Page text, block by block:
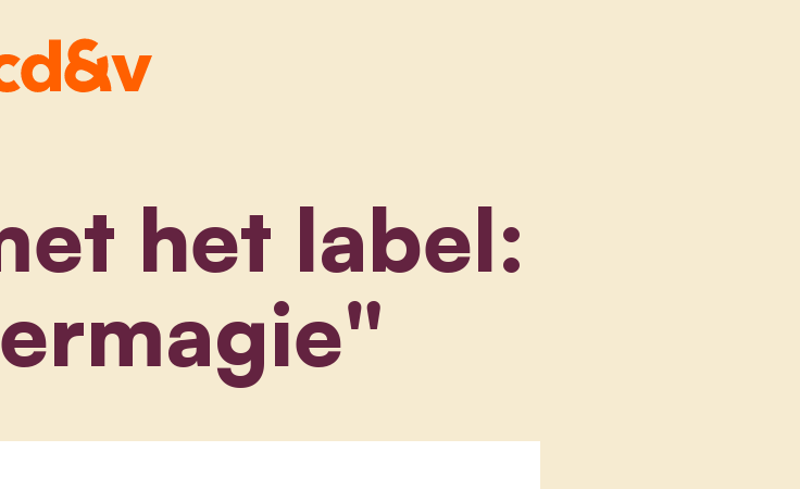
het label: